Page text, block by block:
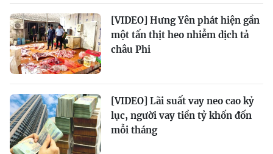
[VIDEO] Hưng Yên phát hiện gần
một tấn thịt heo nhiễm dịch tả
châu Phi
[VIDEO] Lãi suất vay neo cao kỷ
lục, người vay tiền tỷ khốn đốn
mỗi tháng